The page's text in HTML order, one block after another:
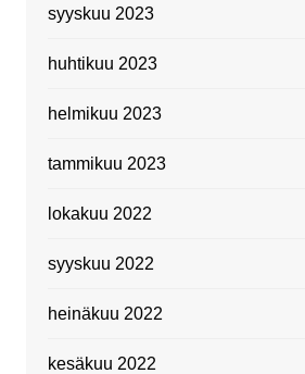
syyskuu 2023
huhtikuu 2023
helmikuu 2023
tammikuu 2023
lokakuu 2022
syyskuu 2022
heinäkuu 2022
kesäkuu 2022